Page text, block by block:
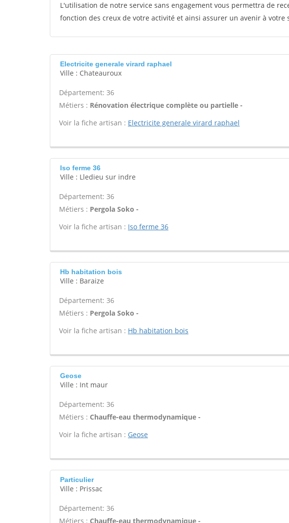
L'utilisation de notre service sans engagement vous permettra de
fonction des creux de votre activité et ainsi assurer un avenir à votre
Electricite generale virard raphael
Ville : Chateauroux
Département: 36
Métiers : Rénovation électrique complète ou partielle -
Voir la fiche artisan : Electricite generale virard raphael
Iso ferme 36
Ville : Lledieu sur indre
Département: 36
Métiers : Pergola Soko -
Voir la fiche artisan : Iso ferme 36
Hb habitation bois
Ville : Baraize
Département: 36
Métiers : Pergola Soko -
Voir la fiche artisan : Hb habitation bois
Geose
Ville : Int maur
Département: 36
Métiers : Chauffe-eau thermodynamique -
Voir la fiche artisan : Geose
Particulier
Ville : Prissac
Département: 36
Métiers : Chauffe-eau thermodynamique -